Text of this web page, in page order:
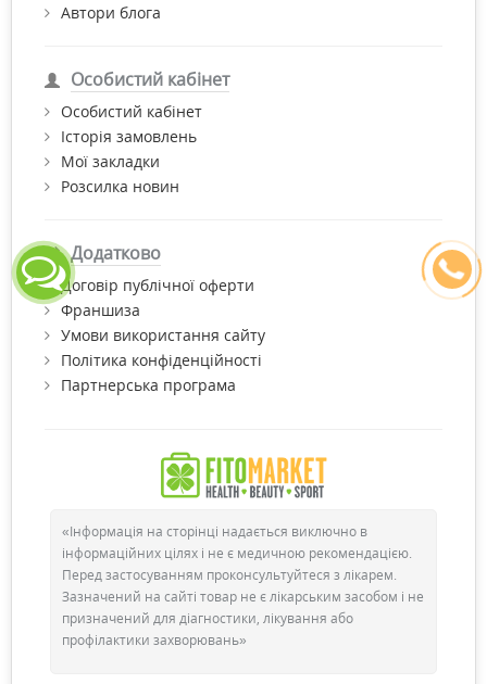
Автори блога
Особистий кабінет
Особистий кабінет
Історія замовлень
Мої закладки
Розсилка новин
Додатково
Договір публічної оферти
Франшиза
Умови використання сайту
Політика конфіденційності
Партнерська програма
«Інформація на сторінці надається виключно в
інформаційних цілях і не є медичною рекомендацією.
Перед застосуванням проконсультуйтеся з лікарем.
Зазначений на сайті товар не є лікарським засобом і не
призначений для діагностики, лікування або
профілактики захворювань»